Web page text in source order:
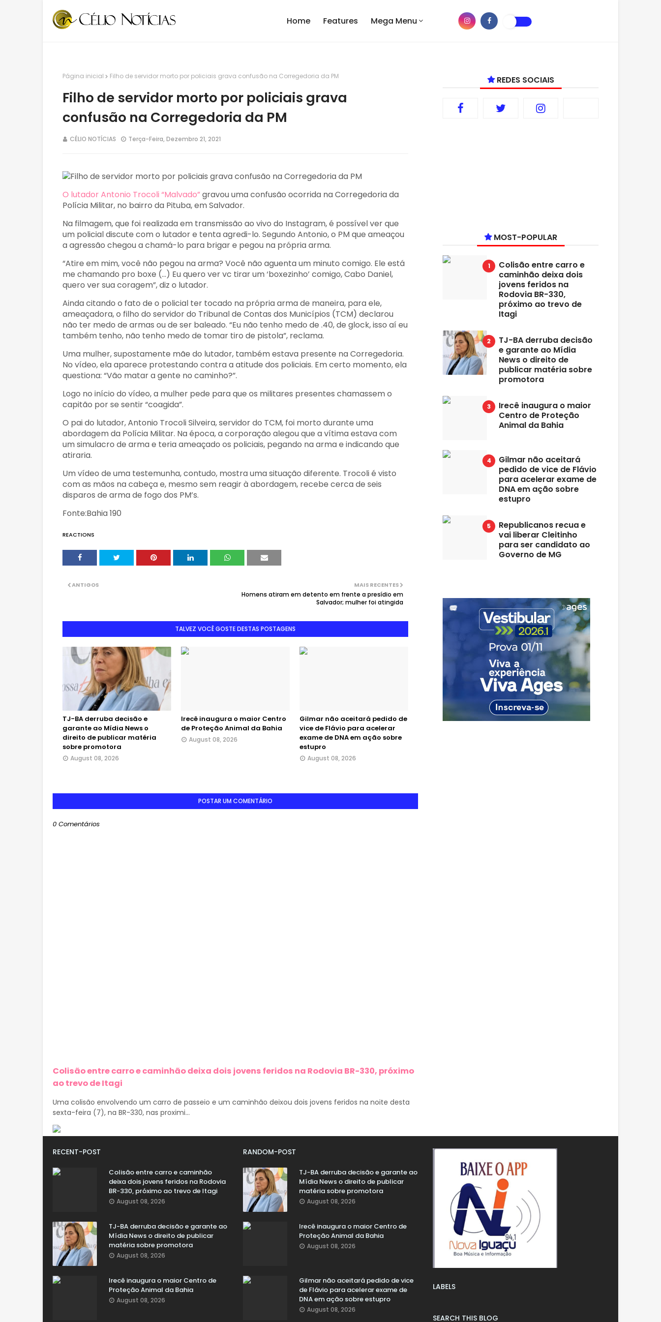
Home Features Mega Menu
Página inicial Filho de servidor morto por policiais grava confusão na Corregedoria da PM
Filho de servidor morto por policiais grava
confusão na Corregedoria da PM
CÉLIO NOTÍCIAS Terça-Feira, Dezembro 21, 2021
O lutador Antonio Trocoli “Malvado”gravou uma confusão ocorrida na Corregedoria da
Polícia Militar, no bairro da Pituba, em Salvador.
Na filmagem, que foi realizada em transmissão ao vivo do Instagram, é possível ver que
um policial discute com o lutador e tenta agredi-lo. Segundo Antonio, o PM que ameaçou
a agressão chegou a chamá-lo para brigar e pegou na própria arma.
“Atire em mim, você não pegou na arma? Você não aguenta um minuto comigo. Ele está
me chamando pro boxe (…) Eu quero ver vc tirar um ‘boxezinho’ comigo, Cabo Daniel,
quero ver sua coragem”, diz o lutador.
Ainda citando o fato de o policial ter tocado na própria arma de maneira, para ele,
ameaçadora, o filho do servidor do Tribunal de Contas dos Municípios (TCM) declarou
não ter medo de armas ou de ser baleado. “Eu não tenho medo de .40, de glock, isso aí eu
também tenho, não tenho medo de tomar tiro de pistola”, reclama.
Uma mulher, supostamente mãe do lutador, também estava presente na Corregedoria.
No vídeo, ela aparece protestando contra a atitude dos policiais. Em certo momento, ela
questiona: “Vão matar a gente no caminho?”.
Logo no início do vídeo, a mulher pede para que os militares presentes chamassem o
capitão por se sentir “coagida”.
O pai do lutador, Antonio Trocoli Silveira, servidor do TCM, foi morto durante uma
abordagem da Polícia Militar. Na época, a corporação alegou que a vítima estava com
um simulacro de arma e teria ameaçado os policiais, pegando na arma e indicando que
atiraria.
Um vídeo de uma testemunha, contudo, mostra uma situação diferente. Trocoli é visto
com as mãos na cabeça e, mesmo sem reagir à abordagem, recebe cerca de seis
disparos de arma de fogo dos PM’s.
Fonte:Bahia 190
REACTIONS
MAIS RECENTES
Homens atiram em detento em frente a presídio em
Salvador; mulher foi atingida
ANTIGOS
TALVEZ VOCÊ GOSTE DESTAS POSTAGENS
TJ-BA derruba decisão e
garante ao Mídia News o
direito de publicar matéria
sobre promotora
August 08, 2026
Irecê inaugura o maior Centro
de Proteção Animal da Bahia
August 08, 2026
Gilmar não aceitará pedido de
vice de Flávio para acelerar
exame de DNA em ação sobre
estupro
August 08, 2026
POSTAR UM COMENTÁRIO
0 Comentários
Colisão entre carro e caminhão deixa dois jovens feridos na Rodovia BR-330, próximo
ao trevo de Itagi
Uma colisão envolvendo um carro de passeio e um caminhão deixou dois jovens feridos na noite desta
sexta-feira (7), na BR-330, nas proximi...
REDES SOCIAIS
MOST-POPULAR
Colisão entre carro e
caminhão deixa dois
jovens feridos na
Rodovia BR-330,
próximo ao trevo de
Itagi
TJ-BA derruba decisão
e garante ao Mídia
News o direito de
publicar matéria sobre
promotora
Irecê inaugura o maior
Centro de Proteção
Animal da Bahia
Gilmar não aceitará
pedido de vice de Flávio
para acelerar exame de
DNA em ação sobre
estupro
Republicanos recua e
vai liberar Cleitinho
para ser candidato ao
Governo de MG
RECENT-POST
Colisão entre carro e caminhão
deixa dois jovens feridos na Rodovia
BR-330, próximo ao trevo de Itagi
August 08, 2026
TJ-BA derruba decisão e garante ao
Mídia News o direito de publicar
matéria sobre promotora
August 08, 2026
Irecê inaugura o maior Centro de
Proteção Animal da Bahia
August 08, 2026
RANDOM-POST
TJ-BA derruba decisão e garante ao
Mídia News o direito de publicar
matéria sobre promotora
August 08, 2026
Irecê inaugura o maior Centro de
Proteção Animal da Bahia
August 08, 2026
Gilmar não aceitará pedido de vice
de Flávio para acelerar exame de
DNA em ação sobre estupro
August 08, 2026
LABELS
SEARCH THIS BLOG